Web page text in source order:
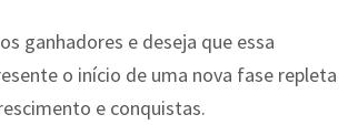
ganhadores e deseja que essa
o início de uma nova fase repleta
e conquistas.